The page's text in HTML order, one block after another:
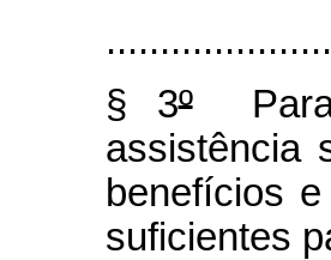
§ 3ºPara
assistência
benefícios
suficientes